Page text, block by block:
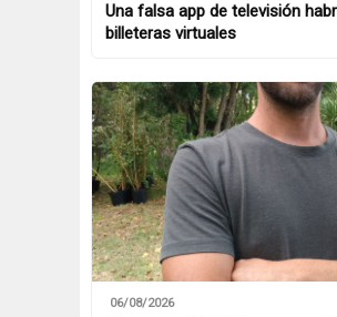
Una falsa app de televisión
billeteras virtuales
06/08/2026